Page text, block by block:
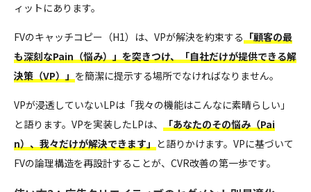
ィットにあります。
FVのキャッチコピー（H1）は、VPが解決を約束する「顧客の最
も深刻なPain（悩み）」を突きつけ、「自社だけが提供できる解
決策（VP）」を簡潔に提示する場所でなければなりません。
VPが浸透していないLPは「我々の機能はこんなに素晴らしい」
と語ります。VPを実装したLPは、 「あなたのその悩み（Pai
n）、我々だけが解決できます」と語りかけます。VPに基づいて
FVの論理構造を再設計することが、CVR改善の第一歩です。